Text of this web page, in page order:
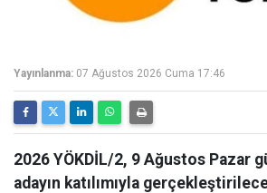
Yayınlanma: 07 Ağustos 2026 Cuma 17:46
2026 YÖKDİL/2, 9 Ağustos Pazar
adayın katılımıyla